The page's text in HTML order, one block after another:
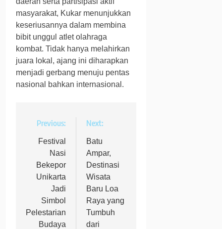
masyarakat, Kukar menunjukkan
keseriusannya dalam membina
bibit unggul atlet olahraga
kombat. Tidak hanya melahirkan
juara lokal, ajang ini diharapkan
menjadi gerbang menuju pentas
nasional bahkan internasional.
Navigasi
pos
Previous:
Festival
Nasi
Bekepor
Unikarta
Jadi
Simbol
Pelestarian
Budaya
Next:
Batu
Ampar,
Destinasi
Wisata
Baru Loa
Raya yang
Tumbuh
dari